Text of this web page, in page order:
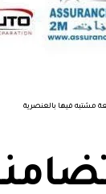
مشتبه فيها بالعنصرية